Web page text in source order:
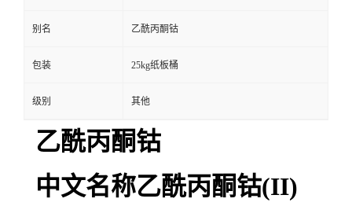
别名 乙酰丙酮钴
包装 25kg纸板桶
级别 其他
乙酰丙酮钴
中文名称乙酰丙酮钴(II)